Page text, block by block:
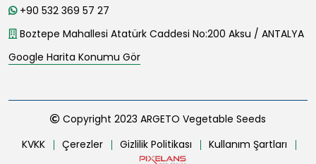
+90 532 369 57 27
Boztepe Mahallesi Atatürk Caddesi No:200 Aksu / ANTALYA
Google Harita Konumu Gör
Copyright 2023 ARGETO Vegetable Seeds
KVKK
Çerezler Gizlilik Politikası Kullanım Şartları